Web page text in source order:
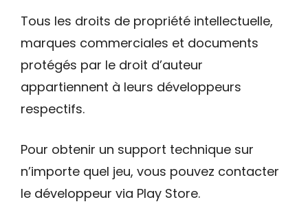
Tous les droits de propriété intellectuelle,
marques commerciales et documents
protégés par le droit d’auteur
appartiennent à leurs développeurs
respectifs.
Pour obtenir un support technique sur
n’importe quel jeu, vous pouvez contacter
le développeur via Play Store.